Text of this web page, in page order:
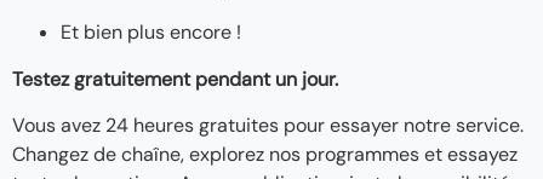
Et bien plus encore !
Testez gratuitement pendant un jour.
Vous avez 24 heures gratuites pour essayer notre service.
Changez de chaîne, explorez nos programmes et essayez